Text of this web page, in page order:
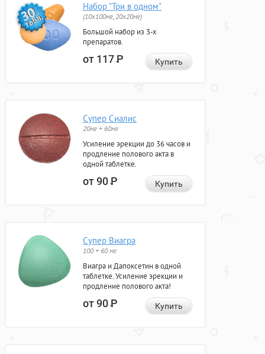
Набор "Три в одном"
(10x100мг, 20x20мг)
Большой набор из 3-х
препаратов.
от 117Р Купить
Супер Сиалис
20мг + 60мг
Усиление эрекции до 36 часов и
продление полового акта в
одной таблетке.
от 90Р Купить
Супер Виагра
100 + 60 мг
Виагра и Дапоксетин в одной
таблетке. Усиление эрекции и
продление полового акта!
от 90Р Купить